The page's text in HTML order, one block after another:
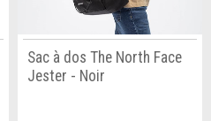
Sac à dos The North Face
Jester - Noir